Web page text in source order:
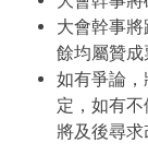
大會幹事
餘均屬贊成
如有爭論
定，如有
將及後尋